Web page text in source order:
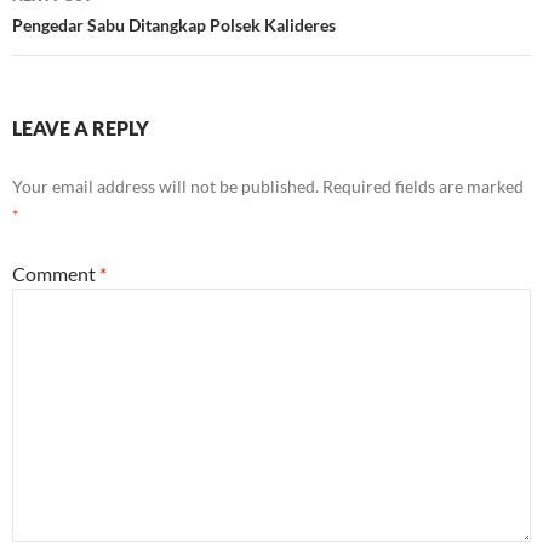
Pengedar Sabu Ditangkap Polsek Kalideres
LEAVE A REPLY
Your email address will not be published. Required fields are marked
*
Comment *